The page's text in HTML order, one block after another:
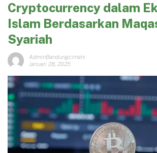
Cryptocurrency dalam
Islam Berdasarkan
Syariah
AdminBandungcimahi
Januari 28, 2025